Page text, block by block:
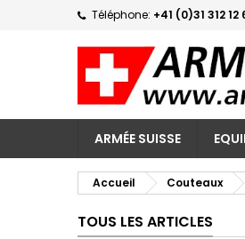
Téléphone: +41 (0)31 312 12
ARMÉE SUISSE
Accueil Couteaux
TOUS LES ARTICLES